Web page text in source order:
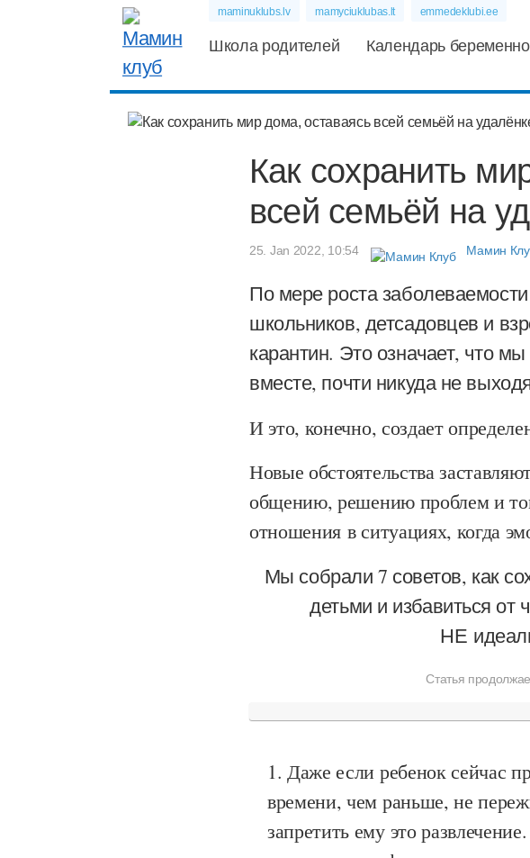
maminuklubs.lv mamyciuklubas.lt emmedeklubi.ee
Школа родителей Календарь
Как сохранить
всей семьёй на
25. Jan 2022, 10:54 Мамин
По мере роста
школьников, детсадовцев и
карантин. Это означает, что
вместе, почти никуда не
И это, конечно, создает
Новые обстоятельства
общению, решению проблем и
отношения в ситуациях, когда
Мы собрали 7 советов, как
детьми и избавиться от
НЕ
Статья
Даже если ребенок сейчас
времени, чем раньше, не
запретить ему это